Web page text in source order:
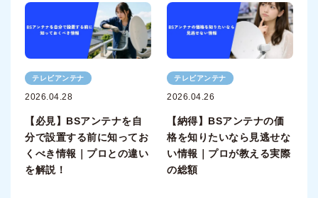
テレビアンテナ
2026.04.28
【必見】BSアンテナを自
分で設置する前に知ってお
くべき情報｜プロとの違い
を解説！
テレビアンテナ
2026.04.26
【納得】BSアンテナの価
格を知りたいなら見逃せな
い情報｜プロが教える実際
の総額